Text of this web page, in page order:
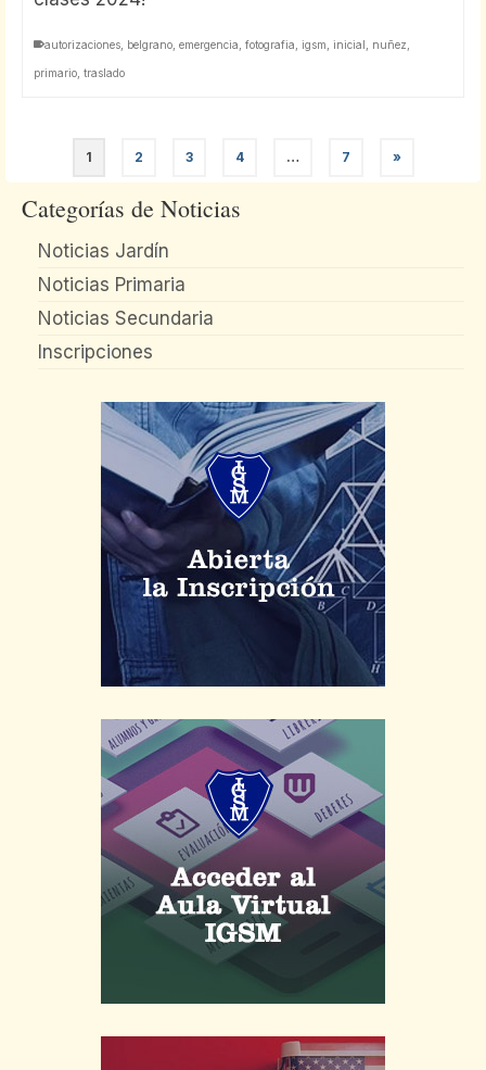
autorizaciones belgrano emergencia fotografia igsm inicial nuñez
primario traslado
1 2 3 4 … 7 »
Categorías de Noticias
Noticias Jardín
Noticias Primaria
Noticias Secundaria
Inscripciones